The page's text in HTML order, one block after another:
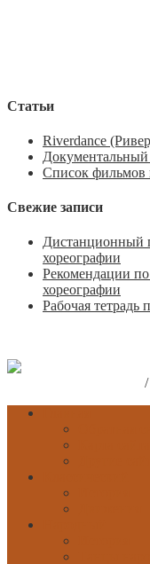
Статьи
Riverdance
Список фильмов
Свежие записи
Дистанционный
хореографии
Рекомендации
хореографии
Рабочая тетрадь
/